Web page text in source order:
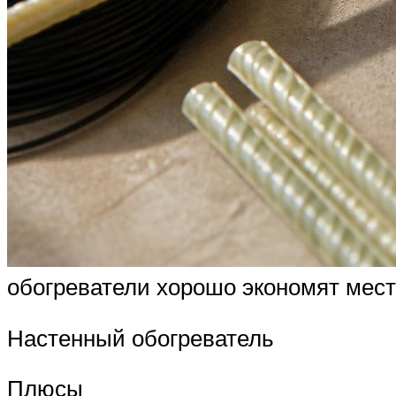
обогреватели хорошо экономят
Настенный обогреватель
Плюсы